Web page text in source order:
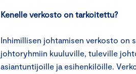
Kenelle verkosto on tarkoitettu?
Inhimillisen johtamisen verkosto on
johtoryhmiin kuuluville, tuleville
asiantuntijoille ja esihenkilöille.